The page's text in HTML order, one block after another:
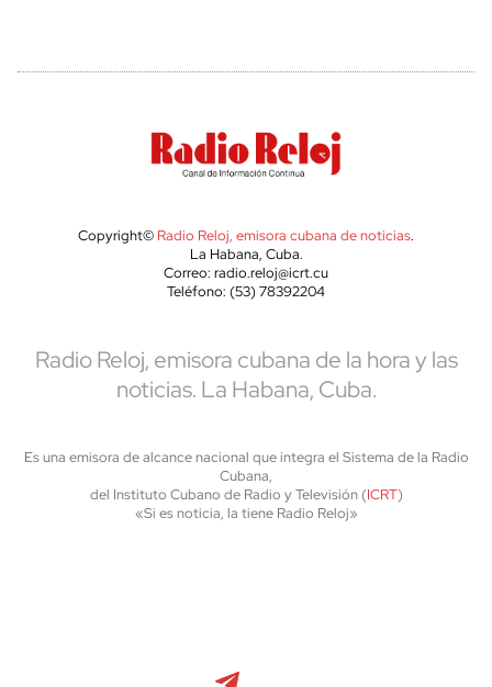
Copyright© Radio Reloj, emisora cubana de noticias.
La Habana, Cuba.
Correo: radio.reloj@icrt.cu
Teléfono: (53) 78392204
Radio Reloj, emisora cubana de la hora y las
noticias. La Habana, Cuba.
Es una emisora de alcance nacional que integra el Sistema de la Radio
Cubana,
del Instituto Cubano de Radio y Televisión (ICRT)
«Si es noticia, la tiene Radio Reloj»